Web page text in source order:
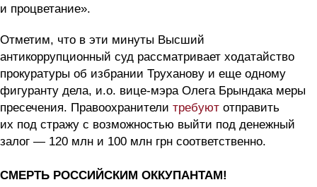
и процветание».
Отметим, что в эти минуты Высший
антикоррупционный суд рассматривает ходатайство
прокуратуры об избрании Труханову и еще одному
фигуранту дела, и.о. вице-мэра Олега Брындака меры
пресечения. Правоохранители требуют отправить
их под стражу с возможностью выйти под денежный
залог — 120 млн и 100 млн грн соответственно.
СМЕРТЬ РОССИЙСКИМ ОККУПАНТАМ!